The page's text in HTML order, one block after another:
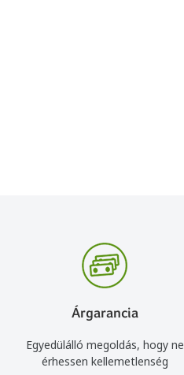
Árgarancia
Egyedülálló megoldás, hogy ne
érhessen kellemetlenség